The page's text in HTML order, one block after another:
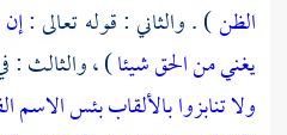
الظن) . والثاني : قوله تعالى :
يغني من الحق شيئا) ، والثالث :
ولا تنابزوا بالألقاب بئس الاسم